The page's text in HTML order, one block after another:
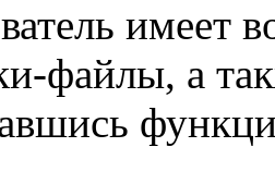
имеет
файлы, а